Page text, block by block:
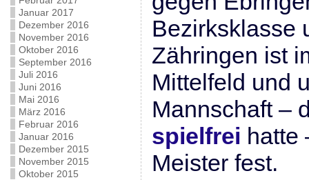
Januar 2017
Dezember 2016
November 2016
Oktober 2016
September 2016
Juli 2016
Juni 2016
Mai 2016
März 2016
Februar 2016
Januar 2016
Dezember 2015
November 2015
Oktober 2015
Bezirksklasse
Zähringen ist
Mittelfeld und
Mannschaft –
spielfrei hatte
Meister fest.